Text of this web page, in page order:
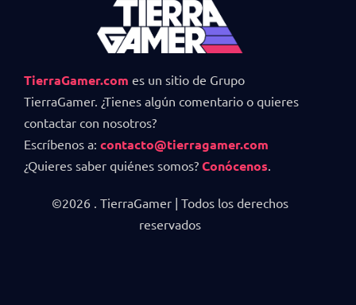
TierraGamer.com es un sitio de Grupo
TierraGamer. ¿Tienes algún comentario o quieres
contactar con nosotros?
Escríbenos a: contacto@tierragamer.com
¿Quieres saber quiénes somos? Conócenos
©2026 . TierraGamer | Todos los derechos
reservados